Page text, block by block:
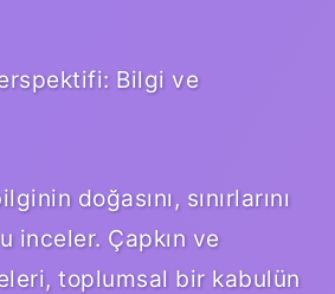
Bilgi ve
doğasını, sınırlarını
inceler. Çapkın ve
toplumsal bir kabulün